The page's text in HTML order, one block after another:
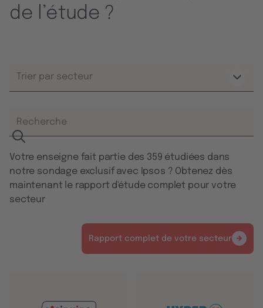
de l’étude ?
Trier par secteur
Votre enseigne fait partie des 359 étudiées dans
notre sondage exclusif avec Ipsos ? Obtenez dès
maintenant le rapport d'étude complet pour votre
secteur
Rapport complet de votre secteur